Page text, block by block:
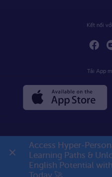
Kết nối
Tải App
Access Hyper-
Learning Paths &
English Potential